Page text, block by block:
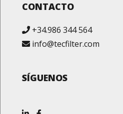
CONTACTO
+34.986 344 564
info@tecfilter.com
SÍGUENOS